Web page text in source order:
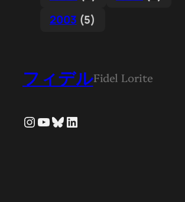
2003 (5)
フィデルFidel Lorite
Instagram
YouTube
Bluesky
LinkedIn